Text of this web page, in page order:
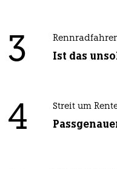
3 Ist das
4 Streit um